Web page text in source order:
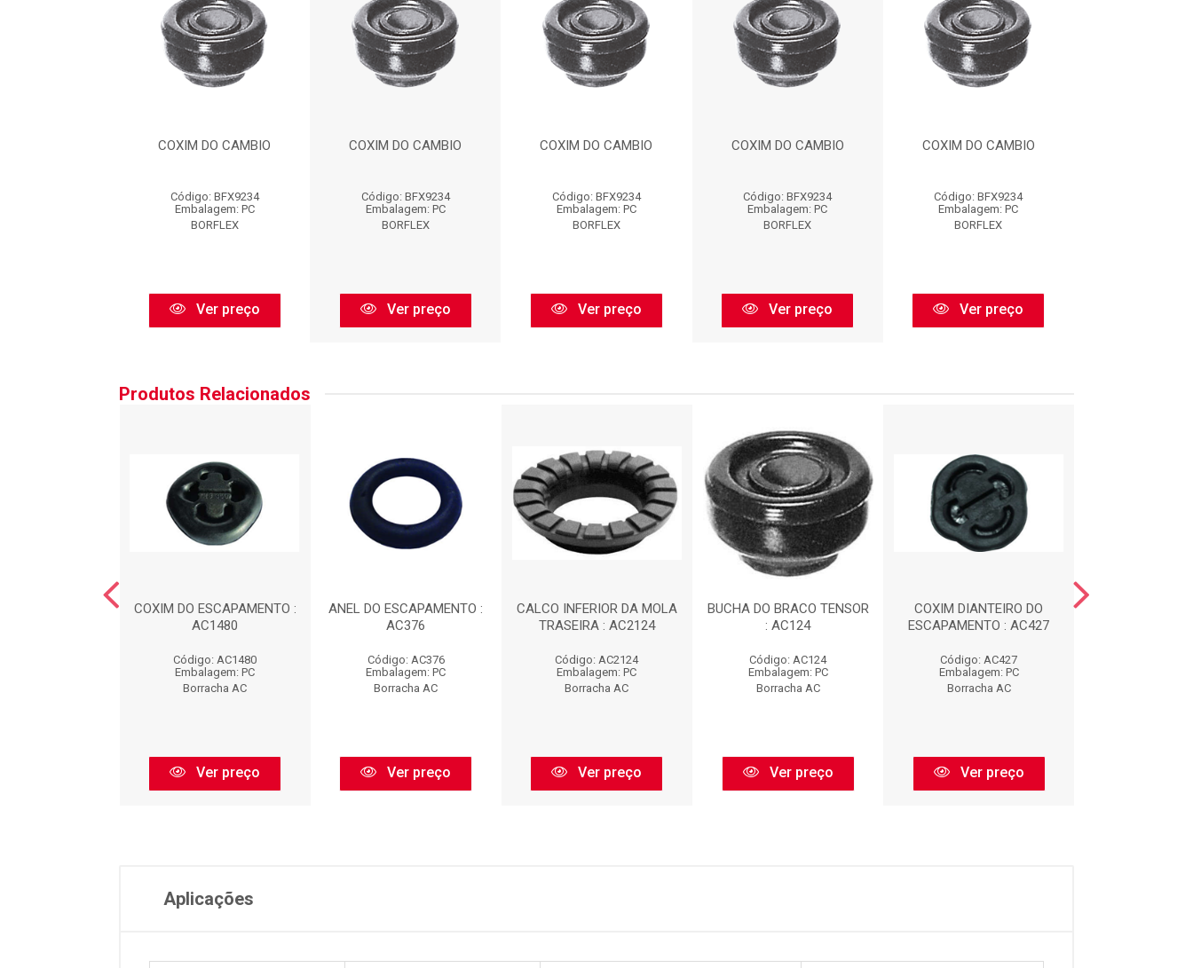
COXIM DO CAMBIO
Código: BFX9234
Embalagem: PC
BORFLEX
Ver preço
COXIM DO CAMBIO
Código: BFX9234
Embalagem: PC
BORFLEX
Ver preço
COXIM DO CAMBIO
Código: BFX9234
Embalagem: PC
BORFLEX
Ver preço
COXIM DO CAMBIO
Código: BFX9234
Embalagem: PC
BORFLEX
Ver preço
COXIM DO CAMBIO
Código: BFX9234
Embalagem: PC
BORFLEX
Ver preço
Produtos Relacionados
COXIM DO ESCAPAMENTO :
AC1480
Código: AC1480
Embalagem: PC
Borracha AC
Ver preço
ANEL DO ESCAPAMENTO :
AC376
Código: AC376
Embalagem: PC
Borracha AC
Ver preço
CALCO INFERIOR DA MOLA
TRASEIRA : AC2124
Código: AC2124
Embalagem: PC
Borracha AC
Ver preço
BUCHA DO BRACO TENSOR
: AC124
Código: AC124
Embalagem: PC
Borracha AC
Ver preço
COXIM DIANTEIRO DO
ESCAPAMENTO : AC427
Código: AC427
Embalagem: PC
Borracha AC
Ver preço
Aplicações